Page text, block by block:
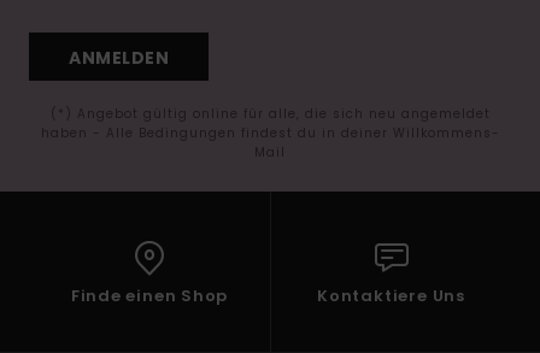
ANMELDEN
(*) Angebot gültig online für alle, die sich neu angemeldet
haben - Alle Bedingungen findest du in deiner Willkommens-
Mail
Finde einen Shop Kontaktiere Uns